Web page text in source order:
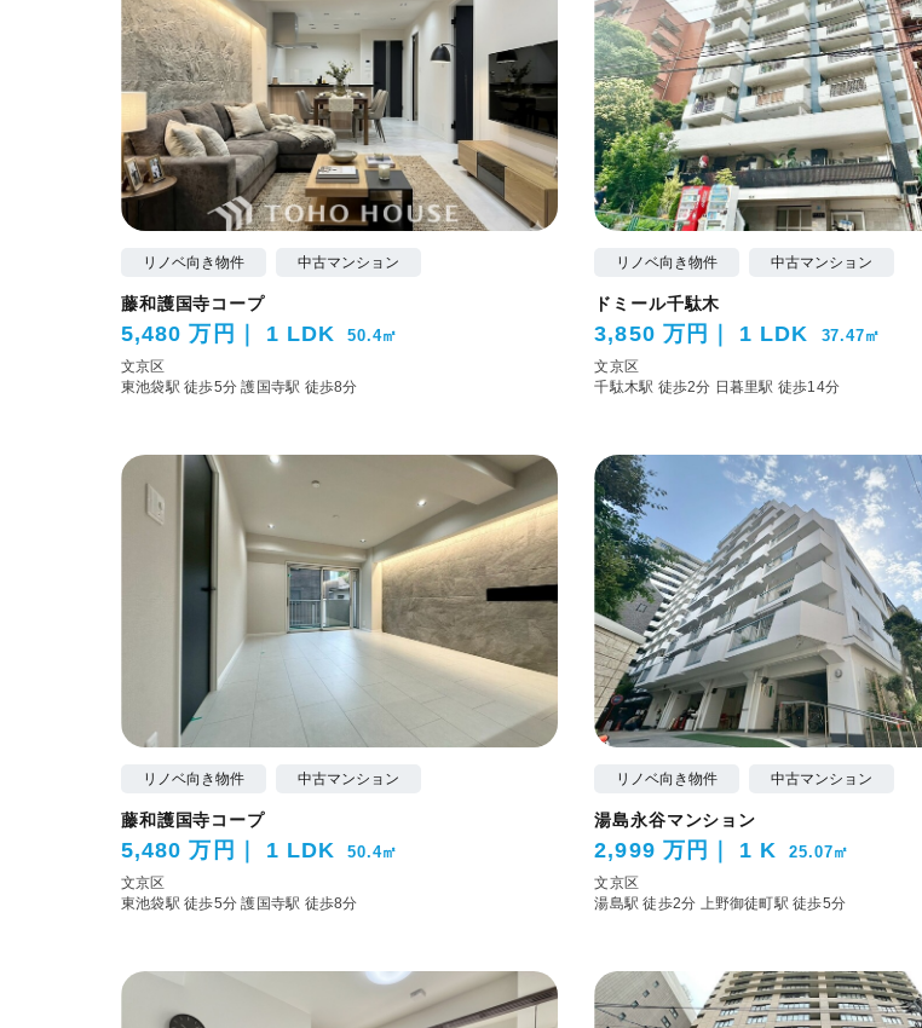
リノベ向き物件 中古マンション
藤和護国寺コープ
5,480 万円 1 LDK 50.4㎡
文京区
東池袋駅 徒歩5分護国寺駅 徒歩8分
リノベ向き物件 中古マンション
ドミール千駄木
3,850 万円 1 LDK 37.47㎡
文京区
千駄木駅 徒歩2分 日暮里駅 徒歩14分
リノベ向き物件 中古マンション
藤和護国寺コープ
5,480 万円 1 LDK 50.4㎡
文京区
東池袋駅 徒歩5分護国寺駅 徒歩8分
リノベ向き物件 中古マンション
湯島永谷マンション
2,999 万円 1 K 25.07㎡
文京区
湯島駅 徒歩2分
上野御徒町駅 徒歩5分